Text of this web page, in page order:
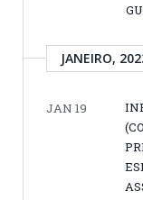
JANEIRO,
JAN 19